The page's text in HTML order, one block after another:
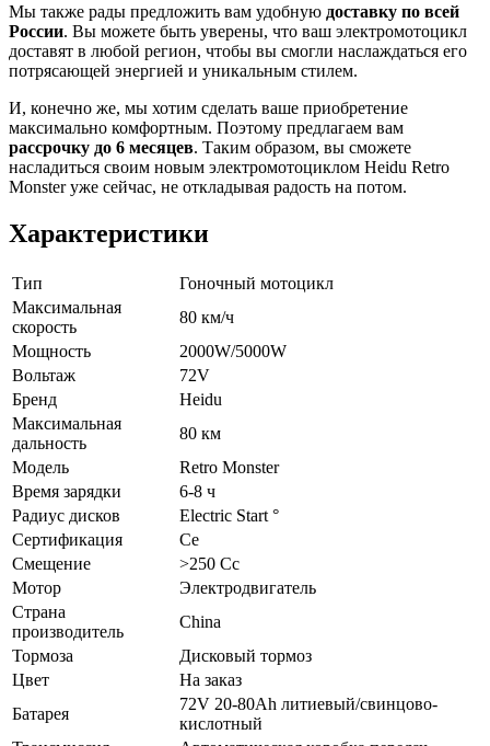
Мы также рады предложить вам удобную доставку по всей
России. Вы можете быть уверены, что ваш электромотоцикл
доставят в любой регион, чтобы вы смогли наслаждаться его
потрясающей энергией и уникальным стилем.
И, конечно же, мы хотим сделать ваше приобретение
максимально комфортным. Поэтому предлагаем вам
рассрочку до 6 месяцев. Таким образом, вы сможете
насладиться своим новым электромотоциклом Heidu Retro
Monster уже сейчас, не откладывая радость на потом.
Характеристики
Тип
Гоночный мотоцикл
Максимальная
скорость
80 км/ч
Мощность
2000W/5000W
Вольтаж
72V
Бренд
Heidu
Максимальная
дальность
80 км
Модель
Retro Monster
Время зарядки
6-8 ч
Радиус дисков
Electric Start °
Сертификация
Ce
Смещение
>250 Cc
Мотор
Электродвигатель
Страна
производитель
China
Тормоза
Дисковый тормоз
Цвет
На заказ
Батарея
72V 20-80Ah литиевый/свинцово-
кислотный